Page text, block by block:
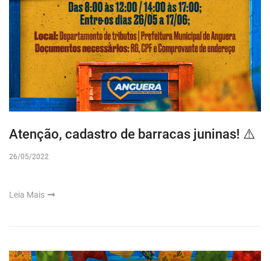
Atenção, cadastro de barracas juninas! ⚠️
26/05/2022
Leia Mais